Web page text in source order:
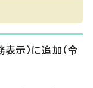
表示）に追加（令